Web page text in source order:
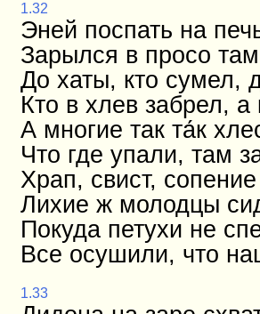
1.32
Эней поспать на
Зарылся в просо
До хаты, кто сумел,
Кто в хлев забрел, а
А многие так та́к
Что где упали, там
Храп, свист,
Лихие ж молодцы
Покуда петухи не
Все осушили, что
1.33